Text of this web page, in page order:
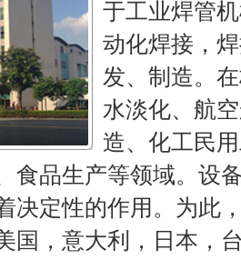
于工业焊管
动化焊接，
发、制造。
水淡化、航
造、化工民
食品生产等领域。设
决定性的作用。为此
国，意大利，日本，